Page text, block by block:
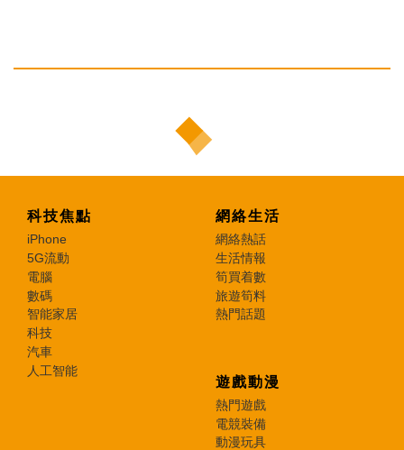
科技焦點
iPhone
5G流動
電腦
數碼
智能家居
科技
汽車
人工智能
網絡生活
網絡熱話
生活情報
筍買着數
旅遊筍料
熱門話題
遊戲動漫
熱門遊戲
電競裝備
動漫玩具